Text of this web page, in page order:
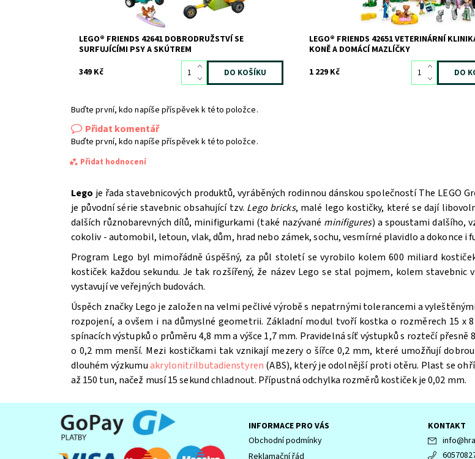
LEGO® FRIENDS 42641 DOBRODRUŽSTVÍ SE
SURFUJÍCÍMI PSY A SKÚTREM
349 Kč
LEGO® FRIENDS 42651 VETERINÁRNÍ
KONĚ A DOMÁCÍ MAZLÍČKY
1 229 Kč
Buďte první, kdo napíše příspěvek k této položce.
Přidat komentář
Buďte první, kdo napíše příspěvek k této položce.
Přidat hodnocení
Souhlasím seZpracováním osobních údajů.
Lego je řada stavebnicových produktů, vyráběných rodinnou dánskou společností The LEGO
je původní série stavebnic obsahující tzv. Lego bricks, malé lego kostičky, které se dají
dalších různobarevných dílů, minifigurkami (také nazývané minifigures) a spoustami dalšího,
cokoliv - automobil, letoun, vlak, dům, hrad nebo zámek, sochu, vesmírné plavidlo a dokonce i
Program Lego byl mimořádně úspěšný, za půl století se vyrobilo kolem 600 miliard
kostiček každou sekundu. Je tak rozšířený, že název Lego se stal pojmem, kolem
vystavují ve veřejných budovách.
Úspěch značky Lego je založen na velmi pečlivé výrobě s nepatrnými tolerancemi a
rozpojení, a ovšem i na důmyslné geometrii. Základní modul tvoří kostka o rozměrech 15 x
spínacích výstupků o průměru 4,8 mm a výšce 1,7 mm. Pravidelná síť výstupků s roztečí
o 0,2 mm menší. Mezi kostičkami tak vznikají mezery o šířce 0,2 mm, které umožňují
dlouhém výzkumuakrylonitrilbutadienstyren (ABS), který je odolnější proti otěru. Plast se
až 150 tun, načež musí 15 sekund chladnout. Přípustná odchylka rozměrů kostiček je 0,02 mm.
INFORMACE PRO VÁS
Obchodní podmínky
Reklamační řád
KONTAKT
info@